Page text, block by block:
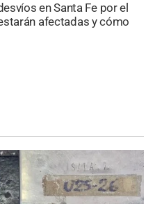
en Santa Fe por el
afectadas y cómo